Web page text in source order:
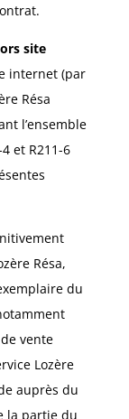
site
internet (par
Résa
l’ensemble
et R211-6
Résa,
du
vente
Lozère
auprès du
la partie du